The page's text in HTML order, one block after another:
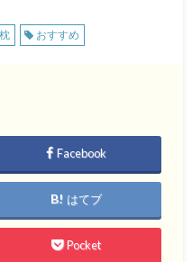
枕 おすすめ
Facebook
はてブ
Pocket